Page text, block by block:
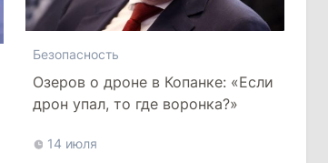
Безопасность
Озеров о дроне в Копанке: «Если
дрон упал, то где воронка?»
14 июля